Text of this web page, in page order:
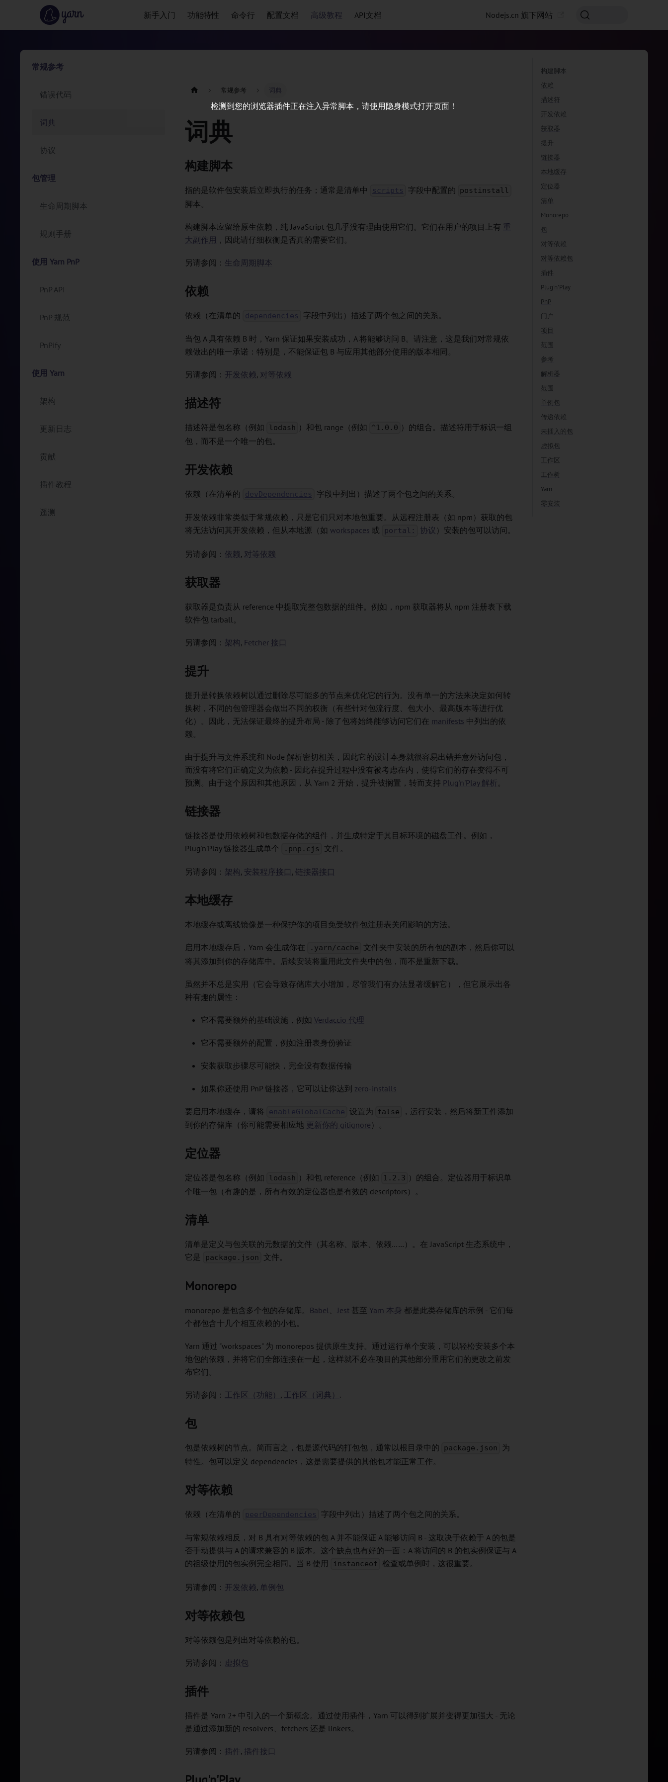
新手入门 功能特性 命令行 配置文档 高级教程 API文档 Nodejs.cn 旗下网站
常规参考
错误代码
词典
协议
包管理
生命周期脚本
规则手册
使用 Yarn PnP
PnP API
PnP 规范
PnPify
使用 Yarn
架构
更新日志
贡献
插件教程
遥测
常规参考 词典
词典
构建脚本
指的是软件包安装后立即执行的任务；通常是清单中 scripts 字段中配置的 postinstall
脚本。
构建脚本应留给原生依赖，​​纯 JavaScript 包几乎没有理由使用它们。它们在用户的项目上有 重
大副作用 ，因此请仔细权衡是否真的需要它们。
另请参阅： 生命周期脚本
依赖
依赖（在清单的 dependencies 字段中列出）描述了两个包之间的关系。
当包 A 具有依赖 B 时，Yarn 保证如果安装成功，A 将能够访问 B。请注意，这是我们对常规依
赖做出的唯一承诺：特别是，不能保证包 B 与应用其他部分使用的版本相同。
另请参阅： 开发依赖, 对等依赖
描述符
描述符是包名称（例如 lodash ）和包 range （例如 ^1.0.0 ）的组合。描述符用于标识一组
包，而不是一个唯一的包。
开发依赖
依赖（在清单的 devDependencies 字段中列出）描述了两个包之间的关系。
开发依赖非常类似于常规依赖，只是它们只对本地包重要。从远程注册表（如 npm）获取的包
将无法访问其开发依赖，但从本地源（如 workspaces 或 portal: 协议 ）安装的包可以访问。
另请参阅： 依赖, 对等依赖
获取器
获取器是负责从 reference 中提取完整包数据的组件。例如，npm 获取器将从 npm 注册表下载
软件包 tarball。
另请参阅： 架构, Fetcher 接口
提升
提升是转换依赖树以通过删除尽可能多的节点来优化它的行为。没有单一的方法来决定如何转
换树，不同的包管理器会做出不同的权衡（有些针对包流行度、包大小、最高版本等进行优
化）。因此，无法保证最终的提升布局 - 除了包将始终能够访问它们在 manifests 中列出的依
赖。
由于提升与文件系统和 Node 解析密切相关，因此它的设计本身就很容易出错并意外访问包，
而没有将它们正确定义为依赖 - 因此在提升过程中没有被考虑在内，使得它们的存在变得不可
预测。由于这个原因和其他原因，从 Yarn 2 开始，提升被搁置，转而支持 Plug'n'Play 解析 。
链接器
链接器是使用依赖树和包数据存储的组件，并生成特定于其目标环境的磁盘工件。例如，
Plug'n'Play链接器生成单个 .pnp.cjs 文件。
另请参阅： 架构, 安装程序接口 , 链接器接口
本地缓存
本地缓存或离线镜像是一种保护你的项目免受软件包注册表关闭影响的方法。
启用本地缓存后，Yarn 会生成你在 .yarn/cache
文件夹中安装的所有包的副本，然后你可以
将其添加到你的存储库中。后续安装将重用此文件夹中的包，而不是重新下载。
虽然并不总是实用（它会导致存储库大小增加，尽管我们有办法显著缓解它），但它展示出各
种有趣的属性：
它不需要额外的基础设施，例如 Verdaccio 代理
它不需要额外的配置，例如注册表身份验证
安装获取步骤尽可能快，完全没有数据传输
如果你还使用 PnP 链接器，它可以让你达到 zero-installs
要启用本地缓存，请将 enableGlobalCache 设置为 false
，运行安装，然后将新工件添加
到你的存储库（你可能需要相应地 更新你的 gitignore ）。
定位器
定位器是包名称（例如 lodash ）和包 reference （例如 1.2.3 ）的组合。定位器用于标识单
个唯一包（有趣的是，所有有效的定位器也是有效的 descriptors ）。
清单
清单是定义与包关联的元数据的文件（其名称、版本、依赖……）。在 JavaScript 生态系统中，
它是
package.json 文件。
Monorepo
monorepo 是包含多个包的存储库。 Babel、 Jest 甚至 Yarn 本身 都是此类存储库的示例 - 它们每
个都包含十几个相互依赖的小包。
Yarn 通过 "workspaces" 为 monorepos 提供原生支持。通过运行单个安装，可以轻松安装多个本
地包的依赖，并将它们全部连接在一起，这样就不必在项目的其他部分重用它们的更改之前发
布它们。
另请参阅： 工作区（功能） , 工作区（词典） .
包
包是依赖树的节点。简而言之，包是源代码的打包包，通常以根目录中的 package.json
为
特性。包可以定义 dependencies ，这是需要提供的其他包才能正常工作。
对等依赖
依赖（在清单的 peerDependencies 字段中列出）描述了两个包之间的关系。
与常规依赖相反，对 B 具有对等依赖的包 A 并不能保证 A 能够访问 B - 这取决于依赖于 A 的包是
否手动提供与 A 的请求兼容的 B 版本。这个缺点也有好的一面：A 将访问的 B 的包实例保证与 A
的祖级使用的包实例完全相同。当 B 使用
instanceof 检查或单例时，这很重要。
另请参阅： 开发依赖, 单例包
对等依赖包
对等依赖包是列出对等依赖的包。
另请参阅： 虚拟包
插件
插件是 Yarn 2+ 中引入的一个新概念。通过使用插件，Yarn 可以得到扩展并变得更加强大 - 无论
是通过添加新的 resolvers fetchers 还是 linkers 。
另请参阅： 插件, 插件接口
构建脚本
依赖
描述符
开发依赖
获取器
提升
链接器
本地缓存
定位器
清单
Monorepo
包
对等依赖
对等依赖包
插件
Plug'n'Play
PnP
门户
项目
范围
参考
解析器
范围
单例包
传递依赖
未插入的包
虚拟包
工作区
工作树
Yarn
零安装
检测到您的浏览器插件正在注入异常脚本，请使用隐身模式打开页面！